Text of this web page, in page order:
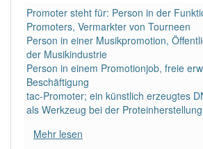
Häufigkeit: 4 von 10
Wörter mit Endung-promoter: 2
Wörter mit Endung-promoteraber
anderen Artikelder : 0
Promoter steht für: Person in der
Promoters, Vermarkter von Tourneen
Person in einer Musikpromotion,
der Musikindustrie
Person in einem Promotionjob, freie
Beschäftigung
tac-Promoter; ein künstlich erzeugtes
als Werkzeug bei der
Mehr lesen